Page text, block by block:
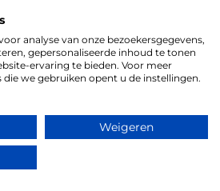
analyse van onze bezoekersgegevens,
gepersonaliseerde inhoud te tonen
ervaring te bieden. Voor meer
we gebruiken opent u de instellingen.
Weigeren